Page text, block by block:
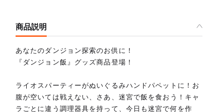
商品説明
あなたのダンジョン探索のお供に！
『ダンジョン飯』グッズ商品登場！
ライオスパーティーがぬいぐるみハンドパペットに！お
腹が空いては戦えない、さあ、迷宮で飯を食おう！キャ
ラごとに違う調理器具を持って、今日も迷宮で何を作